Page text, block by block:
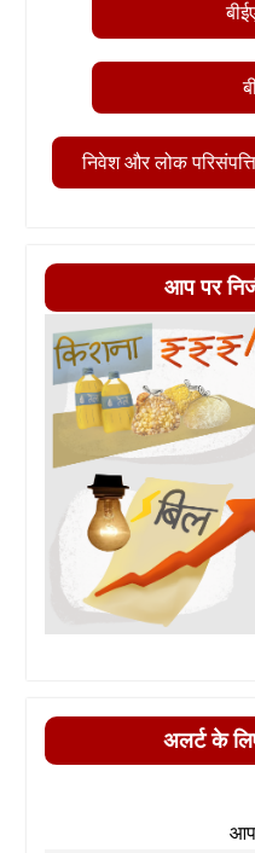
निवेश और लोक
आप पर
अलर्ट के